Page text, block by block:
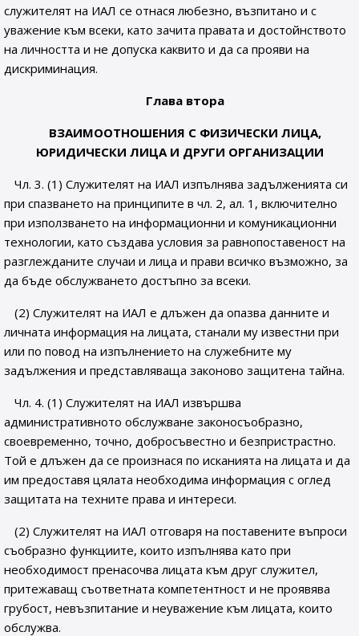
служителят на ИАЛ се отнася любезно, възпитано и с
уважение към всеки, като зачита правата и достойнството
на личността и не допуска каквито и да са прояви на
дискриминация.
Глава втора
ВЗАИМООТНОШЕНИЯ С ФИЗИЧЕСКИ ЛИЦА,
ЮРИДИЧЕСКИ ЛИЦА И ДРУГИ ОРГАНИЗАЦИИ
Чл. 3. (1) Служителят на ИАЛ изпълнява задълженията си
при спазването на принципите в чл. 2, ал. 1, включително
при използването на информационни и комуникационни
технологии, като създава условия за равнопоставеност на
разглежданите случаи и лица и прави всичко възможно, за
да бъде обслужването достъпно за всеки.
(2) Служителят на ИАЛ е длъжен да опазва данните и
личната информация на лицата, станали му известни при
или по повод на изпълнението на служебните му
задължения и представляваща законово защитена тайна.
Чл. 4. (1) Служителят на ИАЛ извършва
административното обслужване законосъобразно,
своевременно, точно, добросъвестно и безпристрастно.
Той е длъжен да се произнася по исканията на лицата и да
им предоставя цялата необходима информация с оглед
защитата на техните права и интереси.
(2) Служителят на ИАЛ отговаря на поставените въпроси
съобразно функциите, които изпълнява като при
необходимост пренасочва лицата към друг служител,
притежаващ съответната компетентност и не проявява
грубост, невъзпитание и неуважение към лицата, които
обслужва.